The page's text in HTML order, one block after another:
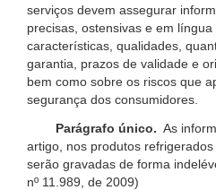
serviços devem assegurar
precisas, ostensivas e em
características, qualidades,
garantia, prazos de validade e
bem como sobre os riscos que
segurança dos consumidores.
Parágrafo único. As
artigo, nos produtos
serão gravadas de forma
nº 11.989, de 2009)